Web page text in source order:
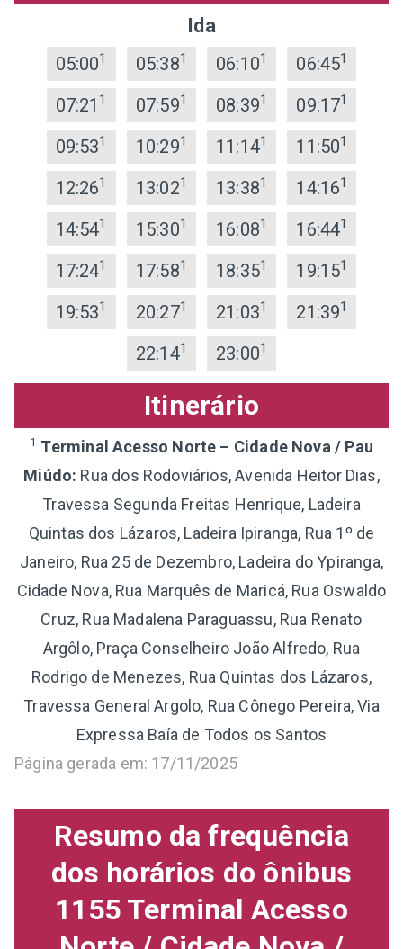
Ida
05:001 05:381 06:101 06:451
07:21 1 07:591 08:391 09:171
09:531 10:291 11:141 11:501
12:261 13:021 13:381 14:161
14:541 15:301 16:081 16:441
17:241 17:581 18:351 19:151
19:531 20:271 21:031 21:391
22:141 23:001
Itinerário
1 Terminal Acesso Norte – Cidade Nova / Pau
Miúdo: Rua dos Rodoviários, Avenida Heitor Dias,
Travessa Segunda Freitas Henrique, Ladeira
Quintas dos Lázaros, Ladeira Ipiranga, Rua 1º de
Janeiro, Rua 25 de Dezembro, Ladeira do Ypiranga,
Cidade Nova, Rua Marquês de Maricá, Rua Oswaldo
Cruz, Rua Madalena Paraguassu, Rua Renato
Argôlo, Praça Conselheiro João Alfredo, Rua
Rodrigo de Menezes, Rua Quintas dos Lázaros,
Travessa General Argolo, Rua Cônego Pereira, Via
Expressa Baía de Todos os Santos
Página gerada em: 17/11/2025
Resumo da frequência
dos horários do ônibus
1155 Terminal Acesso